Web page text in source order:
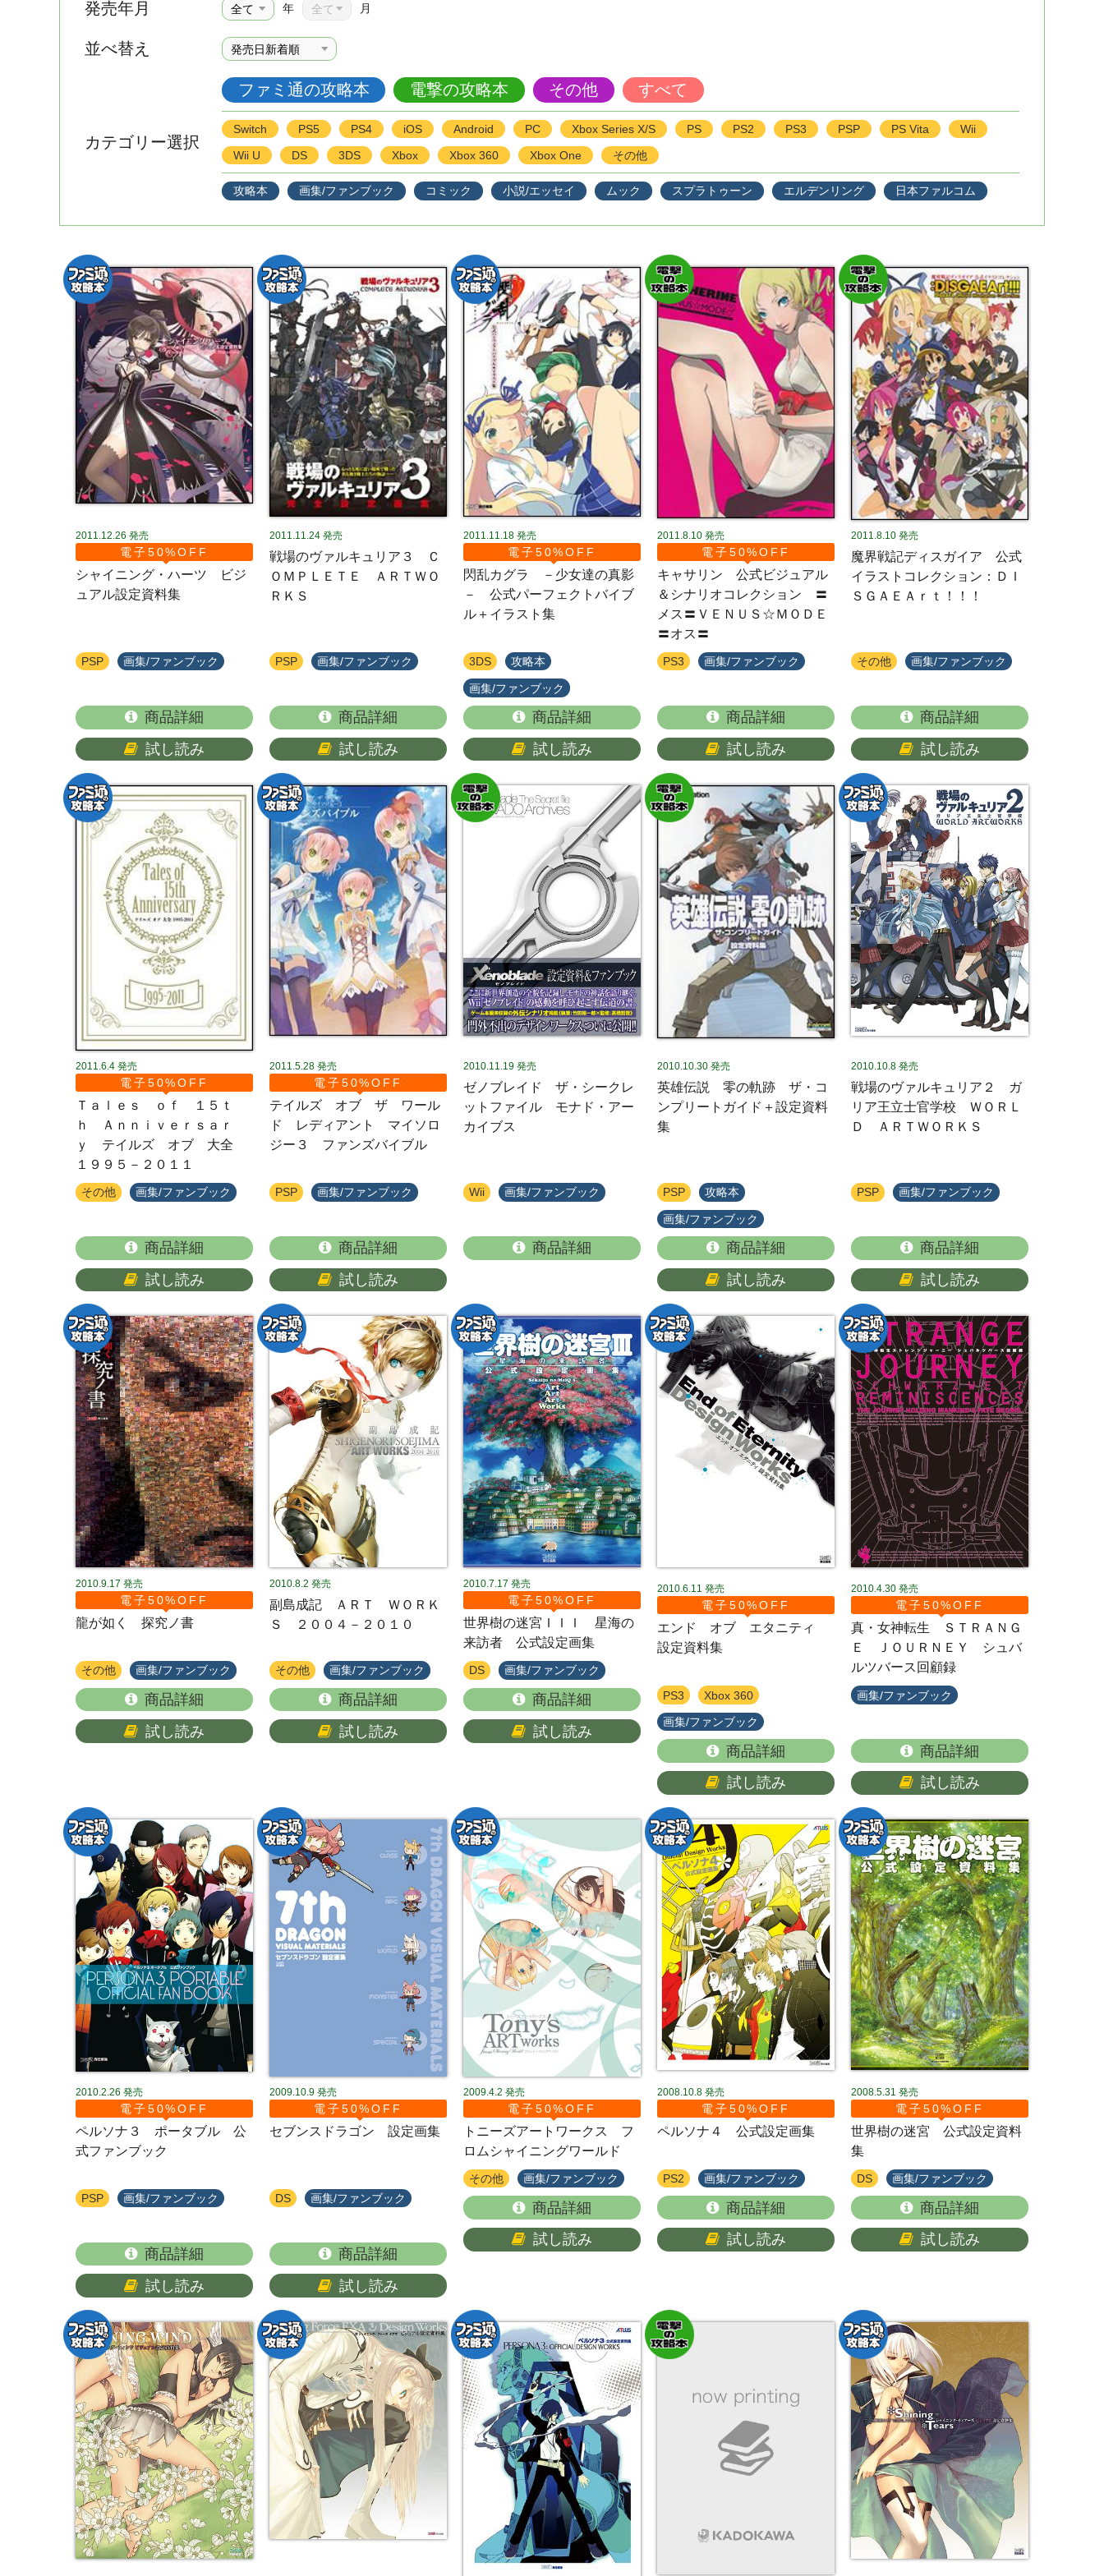
発売年月 年 月
並べ替え
カテゴリー選択
ファミ通の攻略本 電撃の攻略本 その他 すべて
Switch PS5 PS4 iOS Android PC Xbox Series X/S PS PS2 PS3 PSP PS Vita Wii
Wii U DS 3DS Xbox Xbox 360 Xbox One その他
攻略本 画集/ファンブック コミック 小説/エッセイ ムック スプラトゥーン エルデンリング 日本ファルコム
2011.12.26 発売
電子50%OFF
シャイニング・ハーツ ビジ
ュアル設定資料集
PSP 画集/ファンブック
商品詳細
試し読み
2011.11.24 発売
戦場のヴァルキュリア３ Ｃ
ＯＭＰＬＥＴＥ ＡＲＴＷＯ
ＲＫＳ
PSP 画集/ファンブック
商品詳細
試し読み
2011.11.18 発売
電子50%OFF
閃乱カグラ －少女達の真影
－ 公式パーフェクトバイブ
ル＋イラスト集
3DS 攻略本
画集/ファンブック
商品詳細
試し読み
2011.8.10 発売
電子50%OFF
キャサリン 公式ビジュアル
＆シナリオコレクション 〓
メス〓ＶＥＮＵＳ☆ＭＯＤＥ
〓オス〓
PS3 画集/ファンブック
商品詳細
試し読み
2011.8.10 発売
魔界戦記ディスガイア 公式
イラストコレクション：ＤＩ
ＳＧＡＥＡｒｔ！！！
その他 画集/ファンブック
商品詳細
試し読み
2011.6.4 発売
電子50%OFF
Ｔａｌｅｓ ｏｆ １５ｔ
ｈ Ａｎｎｉｖｅｒｓａｒ
ｙ テイルズ オブ 大全
１９９５－２０１１
その他 画集/ファンブック
商品詳細
試し読み
2011.5.28 発売
電子50%OFF
テイルズ オブ ザ ワール
ド レディアント マイソロ
ジー３ ファンズバイブル
PSP 画集/ファンブック
商品詳細
試し読み
2010.11.19 発売
ゼノブレイド ザ・シークレ
ットファイル モナド・アー
カイブス
Wii 画集/ファンブック
商品詳細
2010.10.30 発売
英雄伝説 零の軌跡 ザ・コ
ンプリートガイド＋設定資料
集
PSP 攻略本
画集/ファンブック
商品詳細
試し読み
2010.10.8 発売
戦場のヴァルキュリア２ ガ
リア王立士官学校 ＷＯＲＬ
Ｄ ＡＲＴＷＯＲＫＳ
PSP 画集/ファンブック
商品詳細
試し読み
2010.9.17 発売
電子50%OFF
龍が如く 探究ノ書
その他 画集/ファンブック
商品詳細
試し読み
2010.8.2 発売
副島成記 ＡＲＴ ＷＯＲＫ
Ｓ ２００４－２０１０
その他 画集/ファンブック
商品詳細
試し読み
2010.7.17 発売
電子50%OFF
世界樹の迷宮ＩＩＩ 星海の
来訪者 公式設定画集
DS 画集/ファンブック
商品詳細
試し読み
2010.6.11 発売
電子50%OFF
エンド オブ エタニティ
設定資料集
PS3 Xbox 360
画集/ファンブック
商品詳細
試し読み
2010.4.30 発売
電子50%OFF
真・女神転生 ＳＴＲＡＮＧ
Ｅ ＪＯＵＲＮＥＹ シュバ
ルツバース回顧録
画集/ファンブック
商品詳細
試し読み
2010.2.26 発売
電子50%OFF
ペルソナ３ ポータブル 公
式ファンブック
PSP 画集/ファンブック
商品詳細
試し読み
2009.10.9 発売
電子50%OFF
セブンスドラゴン 設定画集
DS 画集/ファンブック
商品詳細
試し読み
2009.4.2 発売
電子50%OFF
トニーズアートワークス フ
ロムシャイニングワールド
その他 画集/ファンブック
商品詳細
試し読み
2008.10.8 発売
電子50%OFF
ペルソナ４ 公式設定画集
PS2 画集/ファンブック
商品詳細
試し読み
2008.5.31 発売
電子50%OFF
世界樹の迷宮 公式設定資料
集
DS 画集/ファンブック
商品詳細
試し読み